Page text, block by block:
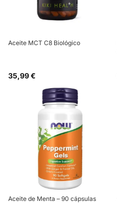
Aceite MCT C8 Biológico
35,99 €
Aceite de Menta – 90 cápsulas